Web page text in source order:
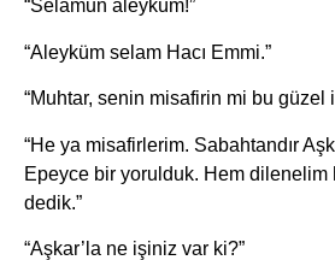
“Selamun aleyküm!”
“Aleyküm selam Hacı Emmi.”
“Muhtar, senin misafirin mi bu güzel
“He ya misafirlerim. Sabahtandır
Epeyce bir yorulduk. Hem dilenelim
dedik.”
“Aşkar’la ne işiniz var ki?”